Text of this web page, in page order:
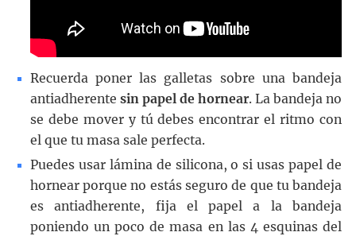
Recuerda poner las galletas sobre una bandeja
antiadherente sin papel de hornear. La bandeja no
se debe mover y tú debes encontrar el ritmo con
el que tu masa sale perfecta.
Puedes usar lámina de silicona, o si usas papel de
hornear porque no estás seguro de que tu bandeja
es antiadherente, fija el papel a la bandeja
poniendo un poco de masa en las 4 esquinas del